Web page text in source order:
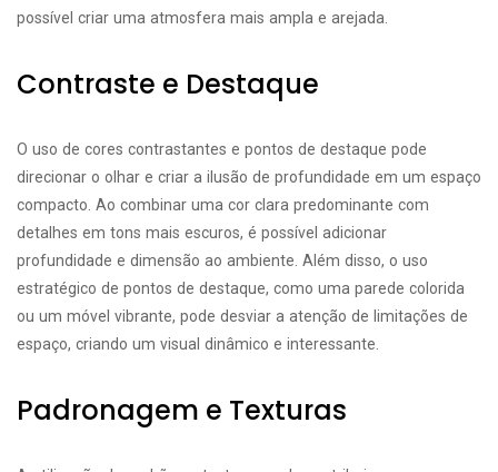
possível criar uma atmosfera mais ampla e arejada.
Contraste e Destaque
O uso de cores contrastantes e pontos de destaque pode
direcionar o olhar e criar a ilusão de profundidade em um espaço
compacto. Ao combinar uma cor clara predominante com
detalhes em tons mais escuros, é possível adicionar
profundidade e dimensão ao ambiente. Além disso, o uso
estratégico de pontos de destaque, como uma parede colorida
ou um móvel vibrante, pode desviar a atenção de limitações de
espaço, criando um visual dinâmico e interessante.
Padronagem e Texturas